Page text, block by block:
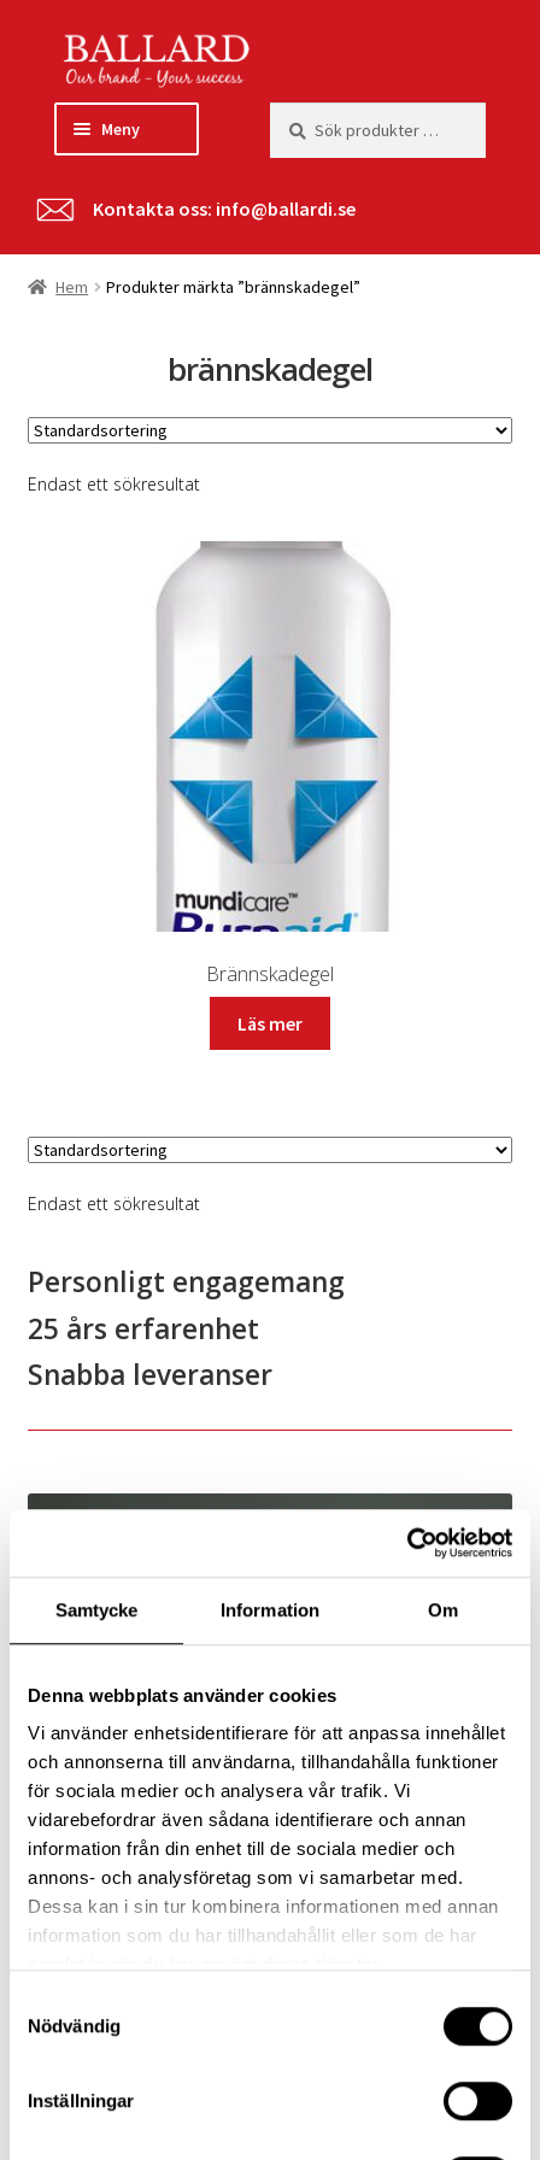
Samtycke Information Om
Denna webbplats använder cookies
Vi använder enhetsidentifierare för att anpassa innehållet
och annonserna till användarna, tillhandahålla funktioner
för sociala medier och analysera vår trafik. Vi
vidarebefordrar även sådana identifierare och annan
information från din enhet till de sociala medier och
annons- och analysföretag som vi samarbetar med.
Dessa kan i sin tur kombinera informationen med annan
information som du har tillhandahållit eller som de har
Nödvändig
Inställningar
Hoppa
till
navigering
Hoppa
till
innehåll
efter:
Meny
Kontorsprodukter
Sommarpresenter
Kontakta oss: info@ballardi.se
Hem Produkter märkta ”brännskadegel”
brännskadegel
Endast ett sökresultat
Brännskadegel
Läs mer
Endast ett sökresultat
Personligt engagemang
25 års erfarenhet
Snabba leveranser